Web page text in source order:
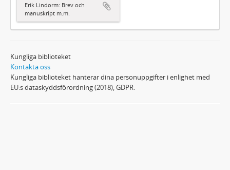
Erik Lindorm: Brev och
manuskript m.m.
Kungliga biblioteket
Kontakta oss
Kungliga biblioteket hanterar dina personuppgifter i enlighet med
EU:s dataskyddsförordning (2018), GDPR.